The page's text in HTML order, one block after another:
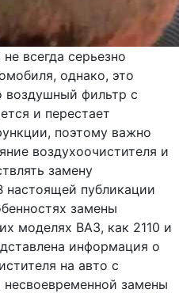
всегда серьезно
однако, это
воздушный фильтр с
и перестает
поэтому важно
воздухоочистителя и
замену
настоящей публикации
замены
моделях ВАЗ, как 2110 и
информация о
на авто с
замены